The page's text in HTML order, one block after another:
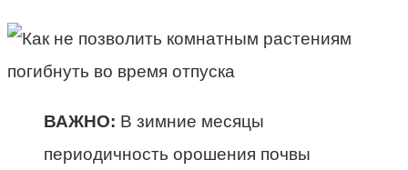
ВАЖНО: В зимние месяцы
периодичность орошения почвы